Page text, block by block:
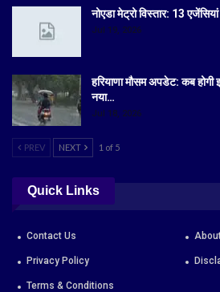
नोएडा मेट्रो विस्तार: 13
Jul 19, 2026
हरियाणा मौसम अपडेट: कब
नया…
Jul 18, 2026
PREV NEXT 1 of 5
Quick Links
Contact Us
Privacy Policy
Terms & Conditions